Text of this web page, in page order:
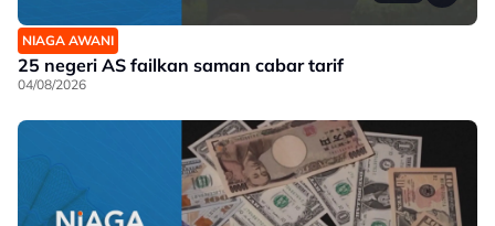
NIAGA AWANI
25 negeri AS failkan saman cabar tarif
04/08/2026